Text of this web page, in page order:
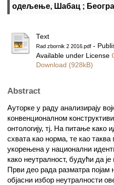
одељење, Шабац ;
Text
Rad zbornik 2 2016.pdf -
Available under License
Download (928kB)
Abstract
Ауторке у раду анализирају
конвенционалном
онтологију, тј. На питање
схвата као норма, те као таква
укорењена у национални
како неутралност, будући да
Први део рада разматра појам
објасни избор неутралности